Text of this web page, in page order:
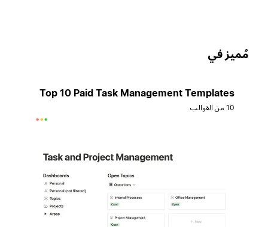
في
Top 10 Paid Task Management Templates